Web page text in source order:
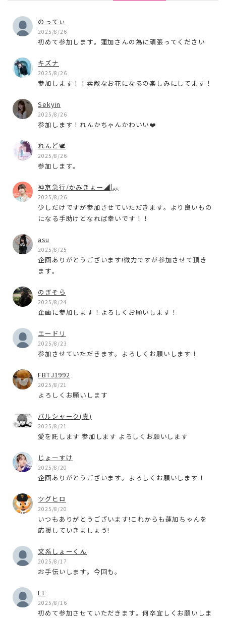
のってぃ
2025/8/26
初めて参加します。蓮加さんの為に頑張ってください
キズナ
2025/8/26
参加します！！素敵なお花になるの楽しみにしてます！
Sekyin
2025/8/26
参加します！れんかちゃんかわいい❤️
れんど🕊️
2025/8/26
参加します。
神京急行/かみきょー◢|₄₆
2025/8/26
少しだけですが参加させていただきます。より良いもの
になる手助けとなれば幸いです！！
asu
2025/8/25
企画ありがとうございます!微力ですが参加させて頂き
ます。
のぎそら
2025/8/24
企画に参加します！よろしくお願いします！
エードリ
2025/8/23
参加させていただきます。よろしくお願いします！
FBTJ1992
2025/8/21
よろしくお願いします
バルシャーク(真)
2025/8/21
愛を託します 参加します よろしくお願いします
じょーすけ
2025/8/20
企画ありがとうございます。よろしくお願いします！
ツグヒロ
2025/8/20
いつもありがとうございます!これからも蓮加ちゃんを
応援していきましょう!
文系しょーくん
2025/8/17
お手伝いします。今回も。
LT
2025/8/16
初めて参加させていただきます。何卒宜しくお願いしま